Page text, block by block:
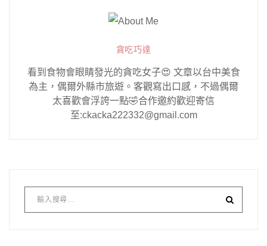
貪吃巧達
看到食物會眼睛發光的貪吃女子😍 文章以台中美食
為主，偶爾外縣市旅遊。客觀寫出口感，不過偶爾
太喜歡會浮誇一點🤣合作邀約歡迎寄信
至:ckacka222332@gmail.com